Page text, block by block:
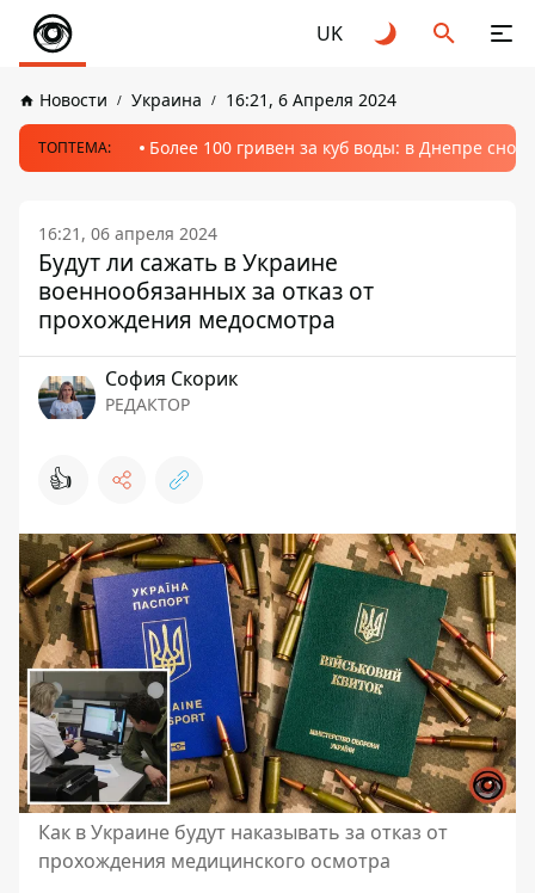
UK
Новости Украина 16:21, 6 Апреля 2024
ТОПТЕМА: Более 100 гривен за куб воды: в Днепре
16:21, 06 апреля 2024
Будут ли сажать в Украине
военнообязанных за отказ от
прохождения медосмотра
София Скорик
РЕДАКТОР
👍
Как в Украине будут наказывать за отказ от
прохождения медицинского осмотра